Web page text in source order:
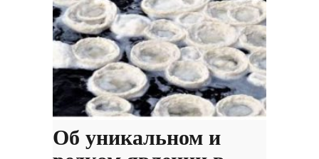
Об уникальном и